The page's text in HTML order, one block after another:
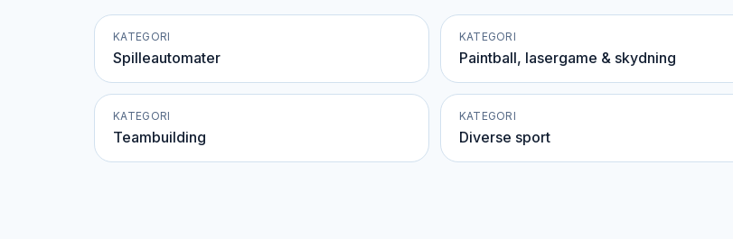
KATEGORI
Spilleautomater
KATEGORI
Paintball, lasergame & skydning
KATEGORI
Teambuilding
KATEGORI
Diverse sport